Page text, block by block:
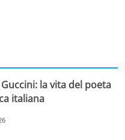
la vita del poeta
italiana